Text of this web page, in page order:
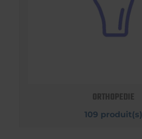
ORTHOPEDIE
109 produit(s)